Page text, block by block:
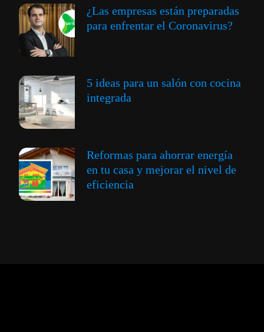
¿Las empresas están preparadas
para enfrentar el Coronavirus?
5 ideas para un salón con cocina
integrada
Reformas para ahorrar energía
en tu casa y mejorar el nivel de
eficiencia